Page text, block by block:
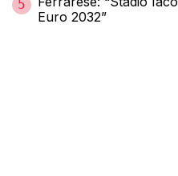
5
Euro 2032”